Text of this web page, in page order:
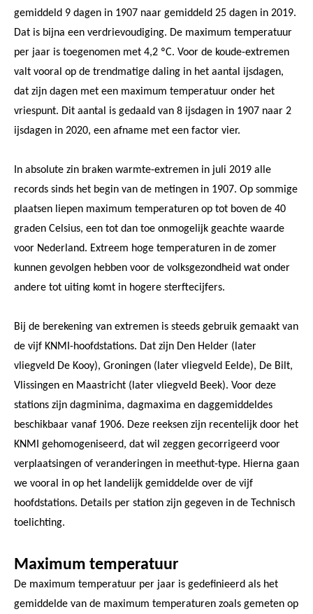
gemiddeld 9 dagen in 1907 naar gemiddeld 25 dagen in 2019.
Dat is bijna een verdrievoudiging. De maximum temperatuur
per jaar is toegenomen met 4,2 ºC. Voor de koude-extremen
valt vooral op de trendmatige daling in het aantal ijsdagen,
dat zijn dagen met een maximum temperatuur onder het
vriespunt. Dit aantal is gedaald van 8 ijsdagen in 1907 naar 2
ijsdagen in 2020, een afname met een factor vier.
In absolute zin braken warmte-extremen in juli 2019 alle
records sinds het begin van de metingen in 1907. Op sommige
plaatsen liepen maximum temperaturen op tot boven de 40
graden Celsius, een tot dan toe onmogelijk geachte waarde
voor Nederland. Extreem hoge temperaturen in de zomer
kunnen gevolgen hebben voor de volksgezondheid wat onder
andere tot uiting komt in hogere sterftecijfers.
Bij de berekening van extremen is steeds gebruik gemaakt van
de vijf KNMI-hoofdstations. Dat zijn Den Helder (later
vliegveld De Kooy), Groningen (later vliegveld Eelde), De Bilt,
Vlissingen en Maastricht (later vliegveld Beek). Voor deze
stations zijn dagminima, dagmaxima en daggemiddeldes
beschikbaar vanaf 1906. Deze reeksen zijn recentelijk door het
KNMI gehomogeniseerd, dat wil zeggen gecorrigeerd voor
verplaatsingen of veranderingen in meethut-type. Hierna gaan
we vooral in op het landelijk gemiddelde over de vijf
hoofdstations. Details per station zijn gegeven in de Technisch
toelichting.
Maximum temperatuur
De maximum temperatuur per jaar is gedefinieerd als het
gemiddelde van de maximum temperaturen zoals gemeten op